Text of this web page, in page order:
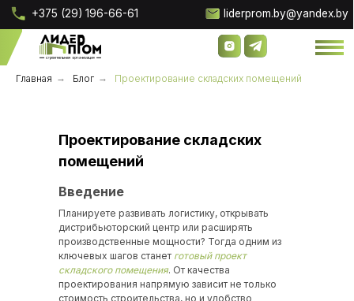
О компании
О компании
Проектирование
Проектирование
+375 (29) 196-66-61 liderprom.by@yandex.by
Главная → Блог → Проектирование складских помещений
Проектирование складских
помещений
Введение
Планируете развивать логистику, открывать
дистрибьюторский центр или расширять
производственные мощности? Тогда одним из
ключевых шагов станет готовый проект
складского помещения. От качества
проектирования напрямую зависит не только
стоимость строительства, но и удобство